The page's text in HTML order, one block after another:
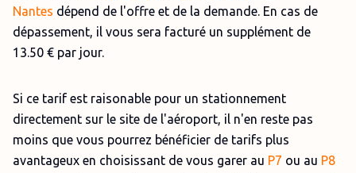
Nantes dépend de l'offre et de la demande. En cas de
dépassement, il vous sera facturé un supplément de
13.50 € par jour.
Si ce tarif est raisonable pour un stationnement
directement sur le site de l'aéroport, il n'en reste pas
moins que vous pourrez bénéficier de tarifs plus
avantageux en choisissant de vous garer au P7 ou au P8